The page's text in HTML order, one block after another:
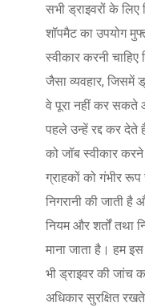
सभी ड्राइवरों के लिए
शॉपमैट का उपयोग
स्वीकार करनी चाहिए
जैसा व्यवहार, जिसमें
वे पूरा नहीं कर सकते
पहले उन्हें रद्द कर देते
को जॉब स्वीकार
ग्राहकों को गंभीर
निगरानी की जाती
नियम और शर्तों तथा
माना जाता है। हम
भी ड्राइवर की जांच
अधिकार सुरक्षित